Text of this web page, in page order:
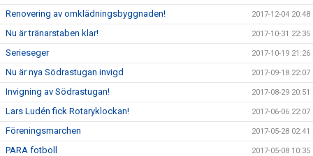
Renovering av omklädningsbyggnaden! 2017-12-04 20:48
Nu är tränarstaben klar! 2017-10-31 22:35
Serieseger 2017-10-19 21:26
Nu är nya Södrastugan invigd 2017-09-18 22:07
Invigning av Södrastugan! 2017-08-29 20:51
Lars Ludén fick Rotaryklockan! 2017-06-06 22:07
Föreningsmarchen 2017-05-28 02:41
PARA fotboll 2017-05-08 10:35